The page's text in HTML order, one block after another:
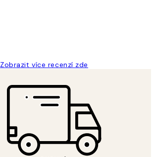
Zobrazit více recenzí zde